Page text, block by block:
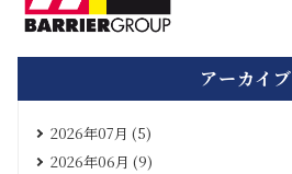
アーカイブ
2026年07月 (5)
2026年06月 (9)